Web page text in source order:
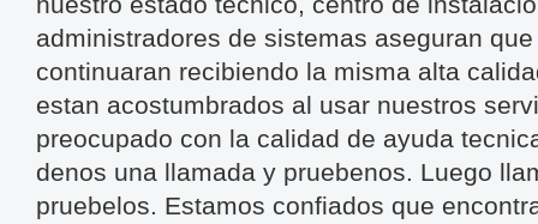
administradores de sistemas aseguran
continuaran recibiendo la misma alta
estan acostumbrados al usar nuestros
preocupado con la calidad de ayuda
denos una llamada y pruebenos. Luego
pruebelos. Estamos confiados que